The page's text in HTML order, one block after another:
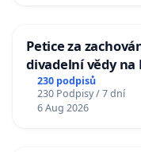
Petice za
divadelní vědy na
230 podpisů
230 Podpisy / 7 dní
6 Aug 2026